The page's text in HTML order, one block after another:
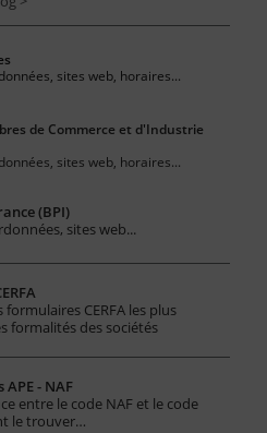
sites web, horaires...
de Commerce et d'Industrie
sites web, horaires...
(BPI)
sites web...
formulaires CERFA les plus
formalités des sociétés
APE - NAF
entre le code NAF et le code
le trouver…